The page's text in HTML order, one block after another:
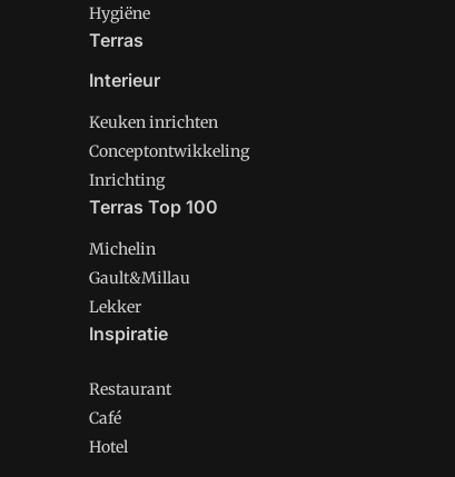
Hygiëne
Terras
Interieur
Keuken inrichten
Conceptontwikkeling
Inrichting
Terras Top 100
Michelin
Gault&Millau
Lekker
Inspiratie
Restaurant
Café
Hotel